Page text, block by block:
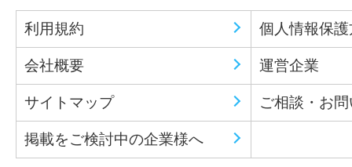
利用規約 個人情報保
会社概要 運営企業
サイトマップ ご相談・お
掲載をご検討中の企業様へ